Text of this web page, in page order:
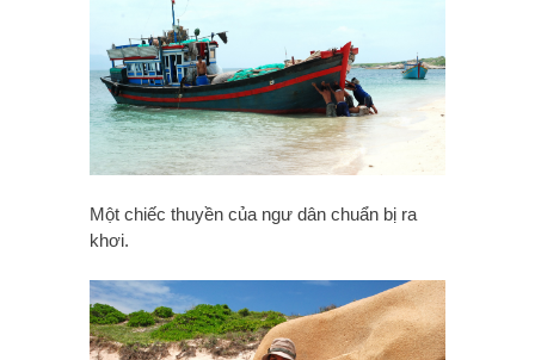
Một chiếc thuyền của ngư dân chuẩn bị ra
khơi.